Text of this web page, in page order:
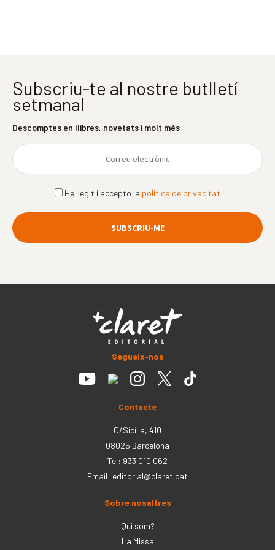
Subscriu-te al nostre butlletí
setmanal
Descomptes en llibres, novetats i molt més
He llegit i accepto la política de privacitat
Segueix-nos
Contacte
C/Sicília, 410
08025 Barcelona
Tel: 933 010 062
Email: editorial@claret.cat
Sobre nosaltres
Qui som?
La Missa